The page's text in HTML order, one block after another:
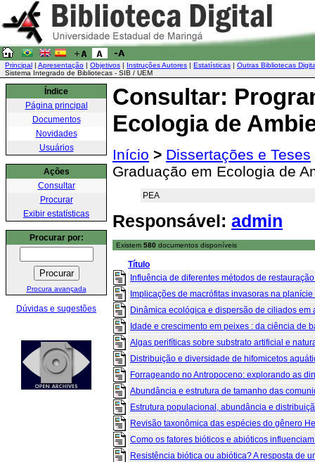
Principal | Apresentação | Objetivos | Instruções Autores | Estatísticas | Outras Bibliotecas
Sistema Integrado de Bibliotecas - SIB / UEM
Índice
Página principal
Documentos
Novidades
Usuários
Ações
Consultar
Procurar
Exibir estatísticas
Procurar por:
Procura avançada
Dúvidas e sugestões
Consultar:
Ecologia de
Início > Dissertações e Teses
Graduação em Ecologia de
PEA
Responsável: admin
Existem 580 documentos disponíveis
Título
Influência de diferentes métodos de
Implicações de macrófitas invasoras na
Dinâmica ecológica e dispersão de ciliados em
Idade e crescimento em peixes : da ciência de
Algas perifíticas sobre substrato artificial e
Distribuição e diversidade de hifomicetos
Forrageando no Antropoceno: explorando as
Abundância e estrutura de tamanho das
Estrutura populacional, abundância e
Revisão taxonômica das espécies do gênero
Como os fatores bióticos e abióticos
Resistência biótica ou abiótica? A resposta de